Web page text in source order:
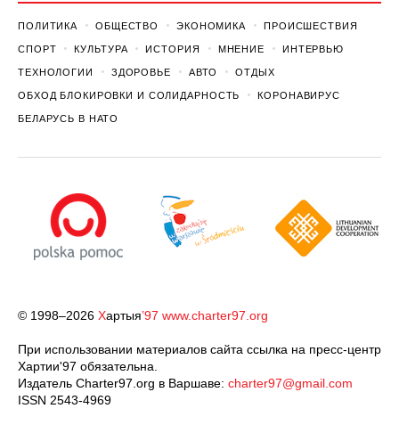
ПОЛИТИКА ОБЩЕСТВО ЭКОНОМИКА ПРОИСШЕСТВИЯ
СПОРТ КУЛЬТУРА ИСТОРИЯ МНЕНИЕ ИНТЕРВЬЮ
ТЕХНОЛОГИИ ЗДОРОВЬЕ АВТО ОТДЫХ
ОБХОД БЛОКИРОВКИ И СОЛИДАРНОСТЬ КОРОНАВИРУС
БЕЛАРУСЬ В НАТО
© 1998–2026 Хартыя’97 www.charter97.org
При использовании материалов сайта ссылка на пресс-центр
Хартии'97 обязательна.
Издатель Charter97.org в Варшаве: charter97@gmail.com
ISSN 2543-4969